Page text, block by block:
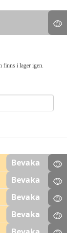
finns i lager igen.
Bevaka
Bevaka
Bevaka
Bevaka